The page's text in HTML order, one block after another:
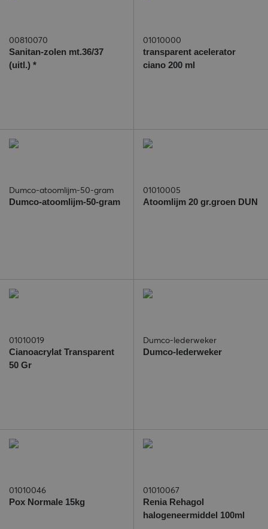
00810070
Sanitan-zolen mt.36/37
(uitl.) *
01010000
transparent acelerator
ciano 200 ml
Dumco-atoomlijm-50-gram
Dumco-atoomlijm-50-gram
01010005
Atoomlijm 20 gr.groen DUN
01010019
Cianoacrylat Transparent
50 Gr
Dumco-lederweker
Dumco-lederweker
01010046
Pox Normale 15kg
01010067
Renia Rehagol
halogeneermiddel 100ml